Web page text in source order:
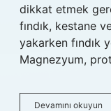
dikkat etmek
fındık, kestane
yakarken fındık
Magnezyum,
Devamını okuyun